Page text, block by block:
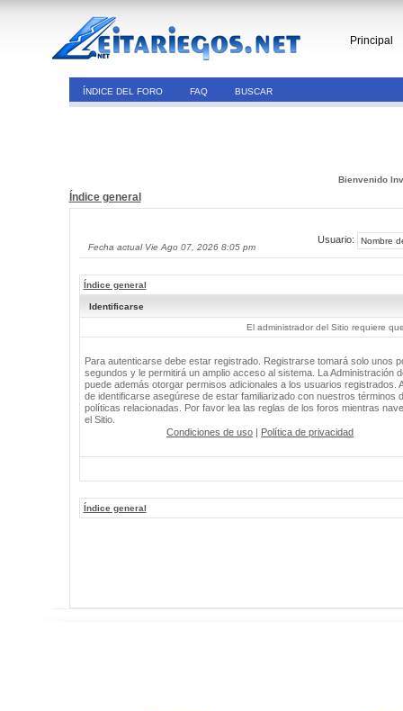
Principal
ÍNDICE DEL FORO FAQ BUSCAR
Bienvenido
Índice general
Fecha actual Vie Ago 07, 2026 8:05 pm
Usuario:
Índice general
Identificarse
El administrador del Sitio requiere
Para autenticarse debe estar registrado. Registrarse tomará solo unos
segundos y le permitirá un amplio acceso al sistema. La Administración
puede además otorgar permisos adicionales a los usuarios registrados.
de identificarse asegúrese de estar familiarizado con nuestros términos
políticas relacionadas. Por favor lea las reglas de los foros mientras
el Sitio.
Condiciones de uso | Política de privacidad
Índice general